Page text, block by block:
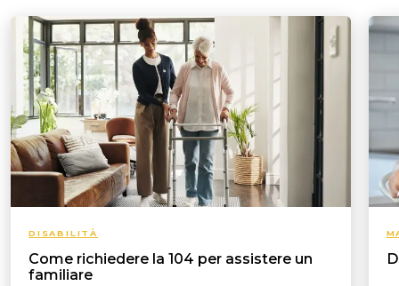
DISABILITÀ
Come richiedere la 104 per assistere un
familiare